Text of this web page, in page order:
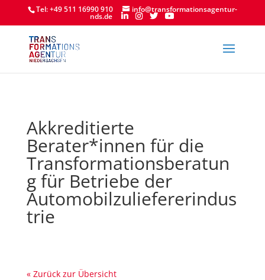
Tel: +49 511 16990 910 info@transformationsagentur-
nds.de
Akkreditierte
Berater*innen für die
Transformationsberatun
g für Betriebe der
Automobilzuliefererindus
trie
« Zurück zur Übersicht